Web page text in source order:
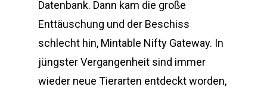
Datenbank. Dann kam die große
Enttäuschung und der Beschiss
schlecht hin, Mintable Nifty Gateway. In
jüngster Vergangenheit sind immer
wieder neue Tierarten entdeckt worden,